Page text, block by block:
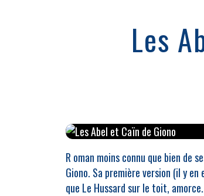
Les
R oman moins connu que bien de
Giono. Sa première version (il y
que Le Hussard sur le toit,